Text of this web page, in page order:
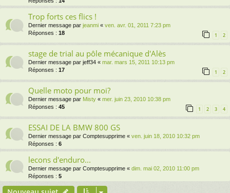
Trop forts ces flics !
Dernier message par jeanmi « ven. avr. 01, 2011 7:23 pm
Réponses : 18 1 2
stage de trial au pôle mécanique d'Alès
Dernier message par jeff34 « mar. mars 15, 2011 10:13 pm
Réponses : 17 1 2
Quelle moto pour moi?
Dernier message par Misty « mer. juin 23, 2010 10:38 pm
Réponses : 45 1 2 3 4
ESSAI DE LA BMW 800 GS
Dernier message par Comptesupprime « ven. juin 18, 2010 10:32 pm
Réponses : 6
lecons d'enduro...
Dernier message par Comptesupprime « dim. mai 02, 2010 11:00 pm
Réponses : 5